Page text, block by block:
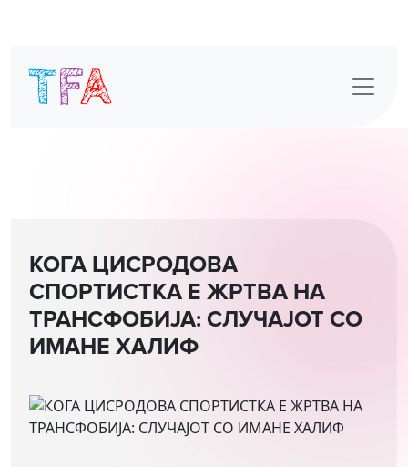
КОГА ЦИСРОДОВА
СПОРТИСТКА Е ЖРТВА НА
ТРАНСФОБИЈА: СЛУЧАЈОТ СО
ИМАНЕ ХАЛИФ